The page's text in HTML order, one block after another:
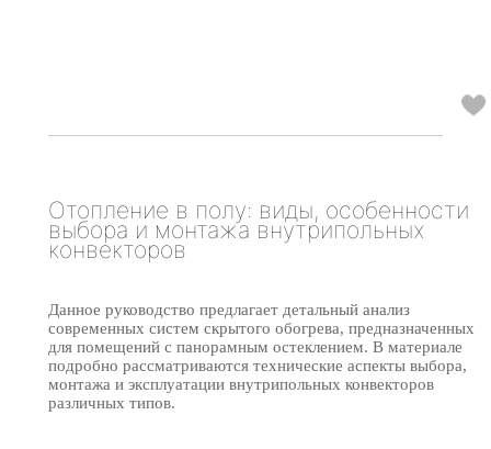
Отопление в полу: виды, особенности
выбора и монтажа внутрипольных
конвекторов
Данное руководство предлагает детальный анализ
современных систем скрытого обогрева, предназначенных
для помещений с панорамным остеклением. В материале
подробно рассматриваются технические аспекты выбора,
монтажа и эксплуатации внутрипольных конвекторов
различных типов.